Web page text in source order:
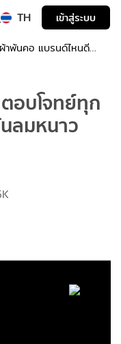
TH
เข้าสู่ระบบ
ผ้าพันคอ แบรนด์ไหนดี
อบโจทย์ทุก
ลมหนาว